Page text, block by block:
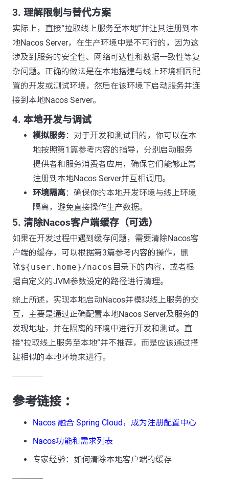
3. 理解限制与替代方案
实际上，直接“拉取线上服务至本地”并让其注册到本
地Nacos Server，在生产环境中是不可行的，因为这
涉及到服务的安全性、网络可达性和数据一致性等复
杂问题。正确的做法是在本地搭建与线上环境相同配
置的开发或测试环境，然后在该环境下启动服务并连
接到本地Nacos Server。
4. 本地开发与调试
模拟服务：对于开发和测试目的，你可以在本
地按照第1篇参考内容的指导，分别启动服务
提供者和服务消费者应用，确保它们能够正常
注册到本地Nacos Server并互相调用。
环境隔离：确保你的本地开发环境与线上环境
隔离，避免直接操作生产数据。
5. 清除Nacos客户端缓存（可选）
如果在开发过程中遇到缓存问题，需要清除Nacos客
户端的缓存，可以根据第3篇参考内容的操作，删
除${user.home}/nacos 目录下的内容，或者根
据自定义的JVM参数设定的路径进行清理。
综上所述，实现本地启动Nacos并模拟线上服务的交
互，主要是通过正确配置本地Nacos Server及服务的
发现地址，并在隔离的环境中进行开发和测试。直
接“拉取线上服务至本地”并不推荐，而是应该通过搭
建相似的本地环境来进行。
---------------
参考链接 ：
Nacos 融合 Spring Cloud，成为注册配置中心
Nacos功能和需求列表
专家经验：如何清除本地客户端的缓存
---------------